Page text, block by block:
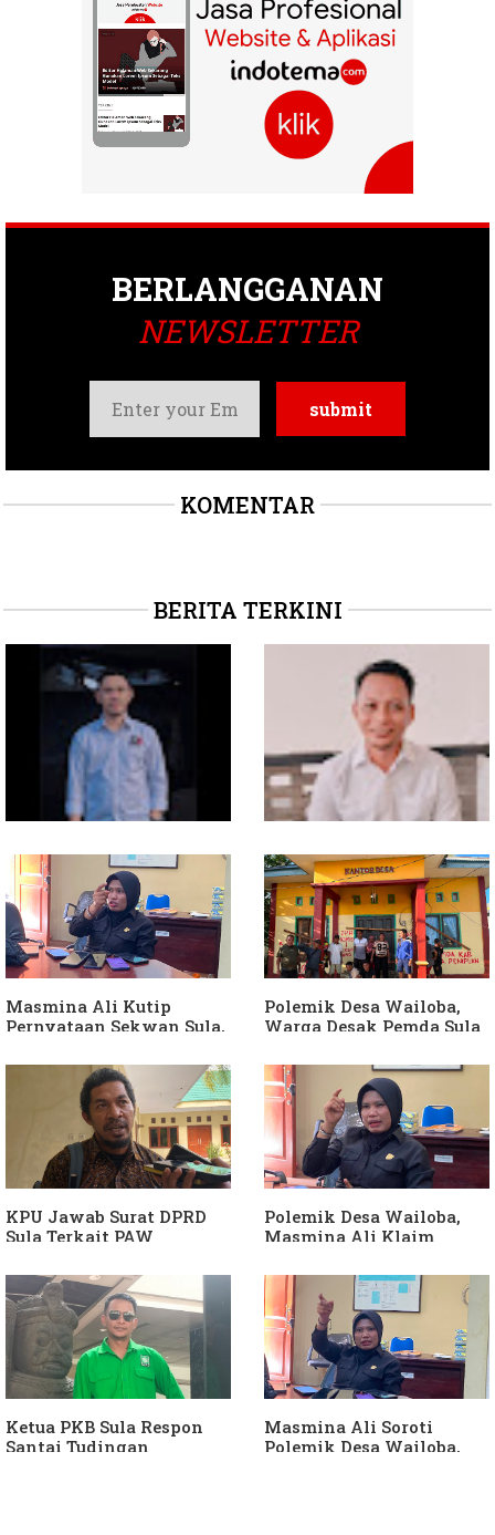
BERLANGGANAN
NEWSLETTER
KOMENTAR
BERITA TERKINI
Soal Intervensi Politik,
Langkah Wakil Ketua
Komisi I Bukan
intervensi Politik
Dituding Jadikan
Bendahara Desa Wailoba
sebagai "ATM Berjalan",
Armin Soamole: Harus
Dibuktikan
Masmina Ali Kutip
Pernyataan Sekwan Sula,
Diduga Jadikan
Keponakan "ATM
Berjalan"
Polemik Desa Wailoba,
Warga Desak Pemda Sula
APH Usut Dugaan
Penyimpangan Dana Desa
KPU Jawab Surat DPRD
Sula Terkait PAW
Hanura
Polemik Desa Wailoba,
Masmina Ali Klaim
Keterlibatan Ketua PKB
Sula
Ketua PKB Sula Respon
Santai Tudingan
Masmina Ali Soroti
Polemik Desa Wailoba,